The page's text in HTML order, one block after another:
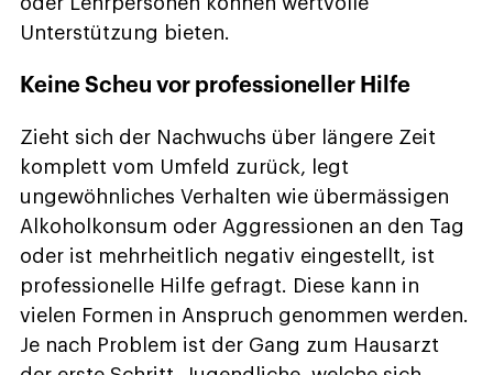
Unterstützung bieten.
Keine Scheu vor professioneller Hilfe
Zieht sich der Nachwuchs über längere Zeit
komplett vom Umfeld zurück, legt
ungewöhnliches Verhalten wie übermässigen
Alkoholkonsum oder Aggressionen an den Tag
oder ist mehrheitlich negativ eingestellt, ist
professionelle Hilfe gefragt. Diese kann in
vielen Formen in Anspruch genommen werden.
Je nach Problem ist der Gang zum Hausarzt